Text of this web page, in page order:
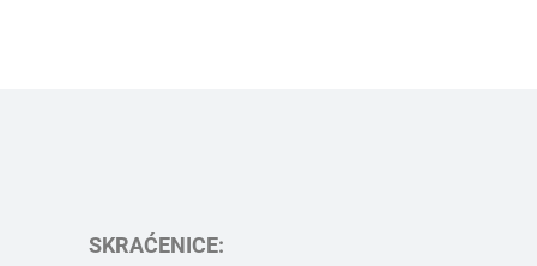
SKRAĆENICE: